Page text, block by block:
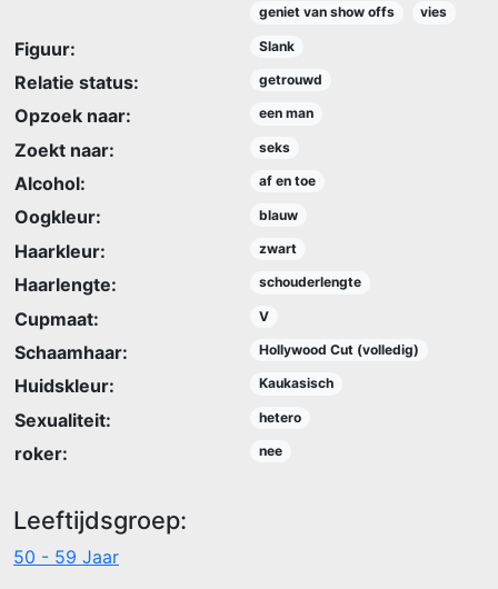
geniet van show offs
vies
Figuur: Slank
Relatie status: getrouwd
Opzoek naar: een man
Zoekt naar: seks
Alcohol: af en toe
Oogkleur: blauw
Haarkleur: zwart
Haarlengte: schouderlengte
Cupmaat: V
Schaamhaar: Hollywood Cut (volledig)
Huidskleur: Kaukasisch
Sexualiteit: hetero
roker: nee
Leeftijdsgroep:
50 - 59 Jaar